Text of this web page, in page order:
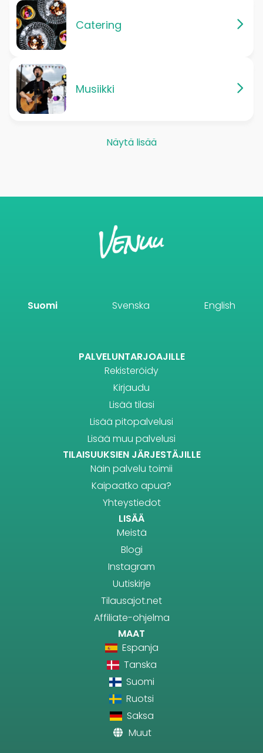
Catering
Musiikki
Näytä lisää
Suomi Svenska English
PALVELUNTARJOAJILLE
Rekisteröidy
Kirjaudu
Lisää tilasi
Lisää pitopalvelusi
Lisää muu palvelusi
TILAISUUKSIEN JÄRJESTÄJILLE
Näin palvelu toimii
Kaipaatko apua?
Yhteystiedot
LISÄÄ
Meistä
Blogi
Instagram
Uutiskirje
Tilausajot.net
Affiliate-ohjelma
MAAT
Espanja
Tanska
Suomi
Ruotsi
Saksa
Muut